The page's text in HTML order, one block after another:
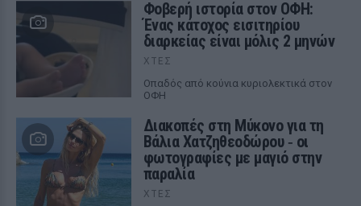
Φοβερή ιστορία στον ΟΦΗ:
Ένας κάτοχος εισιτηρίου
διαρκείας είναι μόλις 2 μηνών
ΧΤΕΣ
Οπαδός από κούνια κυριολεκτικά στον
ΟΦΗ
Διακοπές στη Μύκονο για τη
Βάλια Χατζηθεοδώρου ‑ οι
φωτογραφίες με μαγιό στην
παραλία
ΧΤΕΣ